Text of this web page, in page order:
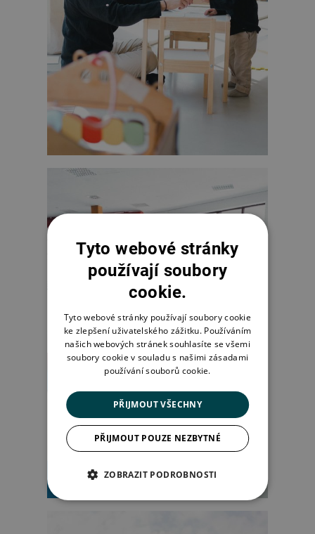
Tyto webové stránky
používají soubory
cookie.
Tyto webové stránky používají soubory cookie
ke zlepšení uživatelského zážitku. Používáním
našich webových stránek souhlasíte se všemi
soubory cookie v souladu s našimi zásadami
používání souborů cookie.
PŘIJMOUT VŠECHNY
PŘIJMOUT POUZE NEZBYTNÉ
ZOBRAZIT PODROBNOSTI